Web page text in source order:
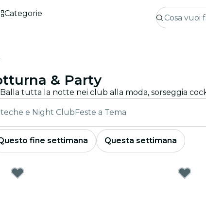
Categorie
& Party
e Night ClubFeste a Tema
fine settimana Questa settimana